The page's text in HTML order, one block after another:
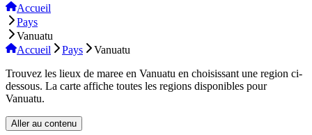
Accueil
Pays
Vanuatu
Accueil
Pays
Vanuatu
Trouvez les lieux de maree en Vanuatu en choisissant une region ci-
dessous. La carte affiche toutes les regions disponibles pour
Vanuatu.
Aller au contenu